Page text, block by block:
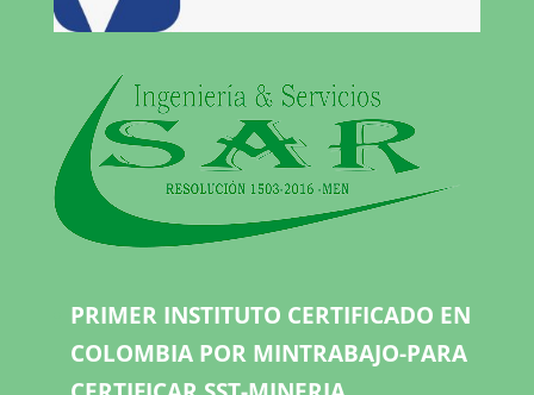
PRIMER INSTITUTO CERTIFICADO EN
COLOMBIA POR MINTRABAJO-PARA